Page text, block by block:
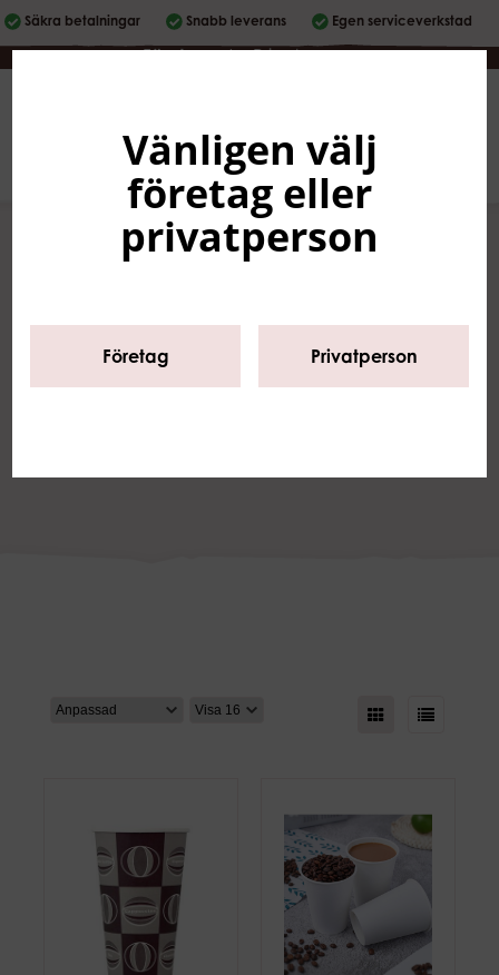
Säkra betalningar Snabb leverans Egen serviceverkstad
Företag | Privatperson
0
Varmdrycksbägare mm
Vänligen välj
företag eller
privatperson
Företag Privatperson